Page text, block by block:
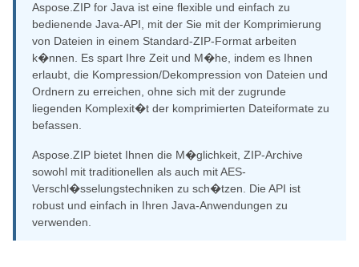
Aspose.ZIP for Java ist eine flexible und einfach zu
bedienende Java-API, mit der Sie mit der Komprimierung
von Dateien in einem Standard-ZIP-Format arbeiten
k�nnen. Es spart Ihre Zeit und M�he, indem es Ihnen
erlaubt, die Kompression/Dekompression von Dateien und
Ordnern zu erreichen, ohne sich mit der zugrunde
liegenden Komplexit�t der komprimierten Dateiformate zu
befassen.
Aspose.ZIP bietet Ihnen die M�glichkeit, ZIP-Archive
sowohl mit traditionellen als auch mit AES-
Verschl�sselungstechniken zu sch�tzen. Die API ist
robust und einfach in Ihren Java-Anwendungen zu
verwenden.